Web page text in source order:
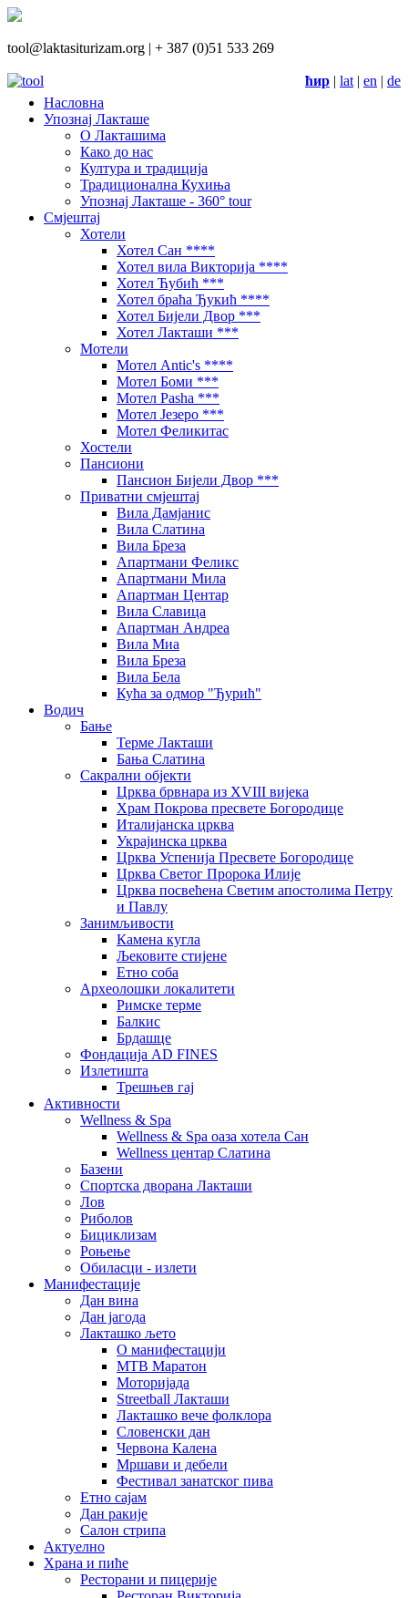
tool@laktasiturizam.org | + 387 (0)51 533 269
ћир | lat | en | de
Насловна
Упознај Лакташе
О Лакташима
Како до нас
Култура и традиција
Традиционална Кухиња
Упознај Лакташе - 360° tour
Смјештај
Хотели
Хотел Сан ****
Хотел вила Викторија ****
Хотел Ћубић ***
Хотел браћа Ђукић ****
Хотел Бијели Двор ***
Хотел Лакташи ***
Мотели
Мотел Antic's ****
Мотел Боми ***
Мотел Pasha ***
Мотел Језеро ***
Мотел Феликитас
Хостели
Пансиони
Пансион Бијели Двор ***
Приватни смјештај
Вила Дамјанис
Вила Слатина
Вила Бреза
Апартмани Феликс
Апартмани Мила
Апартман Центар
Вила Славица
Апартман Андреа
Вила Миа
Вила Бреза
Вила Бела
Кућа за одмор "Ђурић"
Водич
Бање
Терме Лакташи
Бања Слатина
Сакрални објекти
Црква брвнара из XVIII вијека
Храм Покрова пресвете Богородице
Италијанска црква
Украјинска црква
Црква Успенија Пресвете Богородице
Црква Светог Пророка Илије
Црква посвећена Светим апостолима Петру
и Павлу
Занимљивости
Камена кугла
Љековите стијене
Етно соба
Археолошки локалитети
Римске терме
Балкис
Брдашце
Фондација AD FINES
Излетишта
Трешњев гај
Активности
Wellness & Spa
Wellness & Spa оаза хотела Сан
Wellness центар Слатина
Базени
Спортска дворана Лакташи
Лов
Риболов
Бициклизам
Роњење
Обиласци - излети
Манифестације
Дан вина
Дан јагода
Лакташко љето
О манифестацији
MTB Маратон
Моторијада
Streetball Лакташи
Лакташко вече фолклора
Словенски дан
Червона Калена
Мршави и дебели
Фестивал занатског пива
Етно сајам
Дан ракије
Салон стрипа
Актуелно
Храна и пиће
Ресторани и пицерије